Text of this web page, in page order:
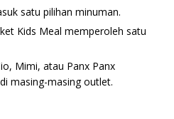
satu pilihan minuman.
Kids Meal memperoleh satu
Mimi, atau Panx Panx
masing-masing outlet.